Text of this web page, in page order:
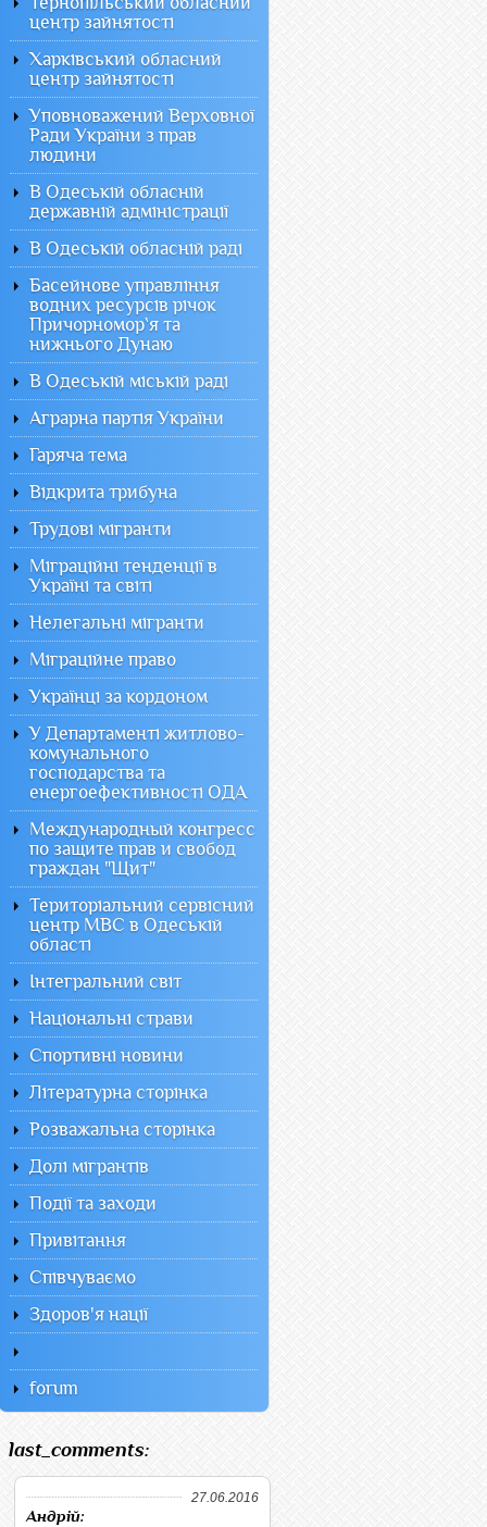
центр зайнятості
Харківський обласний
центр зайнятості
Уповноважений Верховної
Ради України з прав
людини
В Одеській обласній
державній адміністрації
В Одеській обласній раді
Басейнове управління
водних ресурсів річок
Причорномор`я та
нижнього Дунаю
В Одеській міській раді
Аграрна партія України
Гаряча тема
Відкрита трибуна
Трудові мігранти
Міграційні тенденції в
Україні та світі
Нелегальні мігранти
Міграційне право
Українці за кордоном
У Департаменті житлово-
комунального
господарства та
енергоефективності ОДА
Международный конгресс
по защите прав и свобод
граждан "Щит"
Територіальний сервісний
центр МВС в Одеській
області
Інтегральний світ
Національні страви
Спортивні новини
Літературна сторінка
Розважальна сторінка
Долі мігрантів
Події та заходи
Привітання
Співчуваємо
Здоров'я нації
forum
last_comments:
27.06.2016
Андрій: